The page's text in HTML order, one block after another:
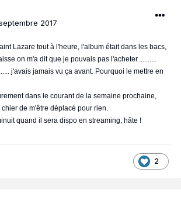
2017
Lazare tout à l'heure, l'album était dans les bacs,
on m'a dit que je pouvais pas l'acheter...........
j'avais jamais vu ça avant. Pourquoi le mettre en
dans le courant de la semaine prochaine,
de m'être déplacé pour rien.
quand il sera dispo en streaming, hâte !
2